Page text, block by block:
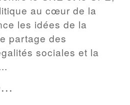
au cœur de la
les idées de la
partage des
sociales et la
...